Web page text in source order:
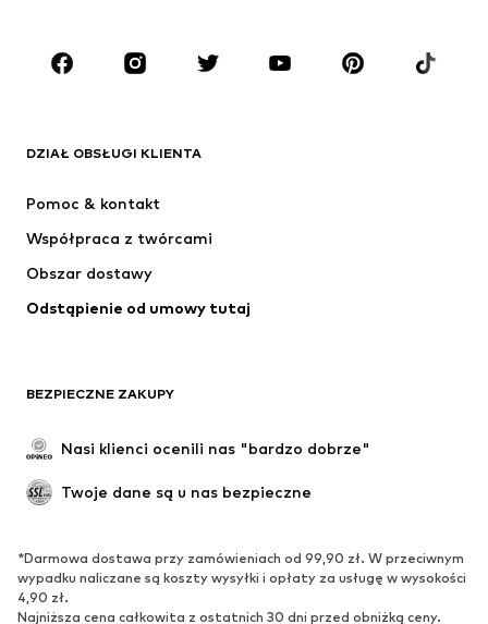
MARKI
Next
Jordan
DZIAŁ OBSŁUGI KLIENTA
Pomoc & kontakt
Współpraca z twórcami
Obszar dostawy
Odstąpienie od umowy tutaj
BEZPIECZNE ZAKUPY
Nasi klienci ocenili nas "bardzo dobrze"
Twoje dane są u nas bezpieczne
*Darmowa dostawa przy zamówieniach od 99,90 zł. W przeciwnym
wypadku naliczane są koszty wysyłki i opłaty za usługę w wysokości
4,90 zł.
Najniższa cena całkowita z ostatnich 30 dni przed obniżką ceny.